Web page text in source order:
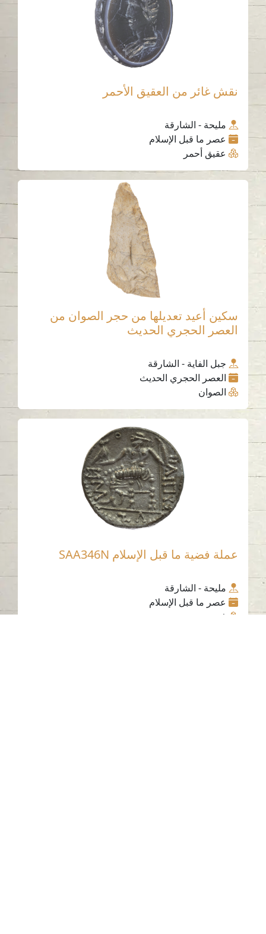
نقش غائر من العقيق الأحمر
مليحة - الشارقة
عصر ما قبل الإسلام
عقيق أحمر
سكين أعيد تعديلها من حجر الصوان من
العصر الحجري الحديث
جبل الفاية - الشارقة
العصر الحجري الحديث
الصوان
عملة فضية ما قبل الإسلام SAA346N
مليحة - الشارقة
عصر ما قبل الإسلام
فضة